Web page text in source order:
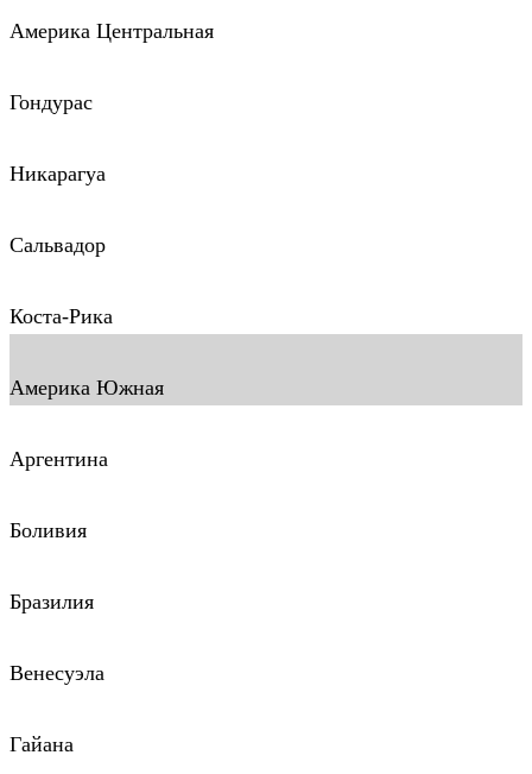
Америка Центральная
Гондурас
Никарагуа
Сальвадор
Коста-Рика
Америка Южная
Аргентина
Боливия
Бразилия
Венесуэла
Гайана